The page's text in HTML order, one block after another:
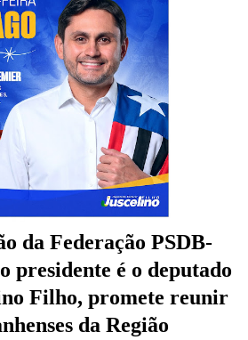
da Federação PSDB-
presidente é o deputado
Filho, promete reunir
da Região